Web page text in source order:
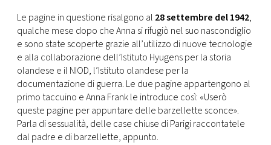
Le pagine in questione risalgono al 28 settembre del 1942,
qualche mese dopo che Anna si rifugiò nel suo nascondiglio
e sono state scoperte grazie all’utilizzo di nuove tecnologie
e alla collaborazione dell’Istituto Hyugens per la storia
olandese e il NIOD, l’Istituto olandese per la
documentazione di guerra. Le due pagine appartengono al
primo taccuino e Anna Frank le introduce così: «Userò
queste pagine per appuntare delle barzellette sconce».
Parla di sessualità, delle case chiuse di Parigi raccontatele
dal padre e di barzellette, appunto.